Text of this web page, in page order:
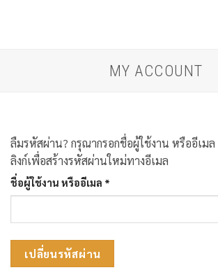
MY ACCOUNT
ลืมรหัสผ่าน? กรุณากรอกชื่อผู้ใช้งาน หรืออีเม
ลิงก์เพื่อสร้างรหัสผ่านใหม่ทางอีเมล
ชื่อผู้ใช้งาน หรืออีเมล *
เปลี่ยนรหัสผ่าน